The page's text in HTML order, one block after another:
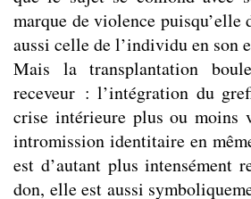
marque de violence
aussi celle de l’individu en son
Mais la transplantation
receveur : l’intégration du
crise intérieure plus ou moins
intromission identitaire en
est d’autant plus intensément
don, elle est aussi